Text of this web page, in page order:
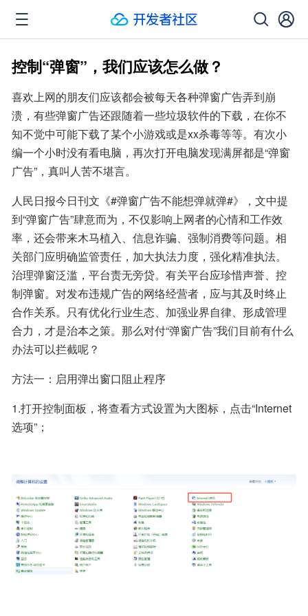
控制“弹窗”，我们应该怎么做？
喜欢上网的朋友们应该都会被每天各种弹窗广告弄到崩
溃，有些弹窗广告还跟随着一些垃圾软件的下载，在你不
知不觉中可能下载了某个小游戏或是xx杀毒等等。有次小
编一个小时没有看电脑，再次打开电脑发现满屏都是“弹窗
广告”，真叫人苦不堪言。
人民日报今日刊文《#弹窗广告不能想弹就弹#》，文中提
到“弹窗广告”肆意而为，不仅影响上网者的心情和工作效
率，还会带来木马植入、信息诈骗、强制消费等问题。相
关部门应明确监管责任，加大执法力度，强化精准执法。
治理弹窗泛滥，平台责无旁贷。有关平台应珍惜声誉、控
制弹窗。对发布违规广告的网络经营者，应与其及时终止
合作关系。只有优化行业生态、加强业界自律、形成管理
合力，才是治本之策。那么对付“弹窗广告”我们目前有什么
办法可以拦截呢？
方法一：启用弹出窗口阻止程序
1.打开控制面板，将查看方式设置为大图标，点击“Internet
选项”；